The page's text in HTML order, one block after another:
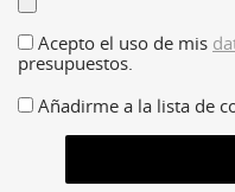
Acepto el uso de mis
presupuestos.
Añadirme a la lista de